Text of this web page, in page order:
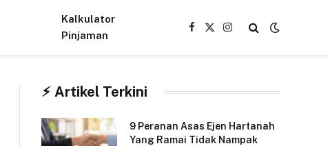
Kalkulator
Pinjaman
Facebook
X
Instagram
⚡︎ Artikel Terkini
9 Peranan Asas Ejen Hartanah
Yang Ramai Tidak Nampak